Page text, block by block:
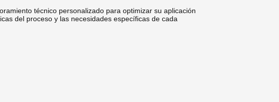
técnico personalizado para optimizar su aplicación
del proceso y las necesidades específicas de cada